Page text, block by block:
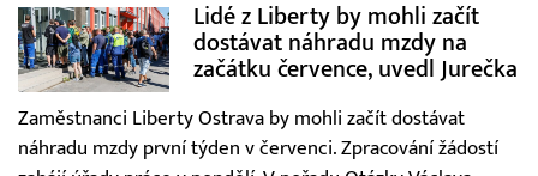
Lidé z Liberty by mohli začít
dostávat náhradu mzdy na
začátku července, uvedl Jurečka
Zaměstnanci Liberty Ostrava by mohli začít dostávat
náhradu mzdy první týden v červenci. Zpracování žádostí